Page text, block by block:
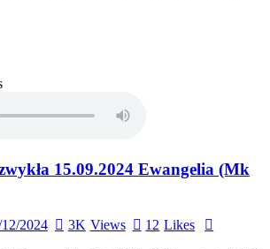
15.09.2024 Ewangelia (Mk
2024 3K Views 12 Likes